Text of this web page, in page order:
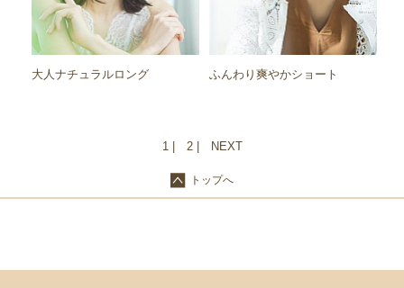
大人ナチュラルロング ふんわり爽やかショート
1 2 NEXT
トップへ